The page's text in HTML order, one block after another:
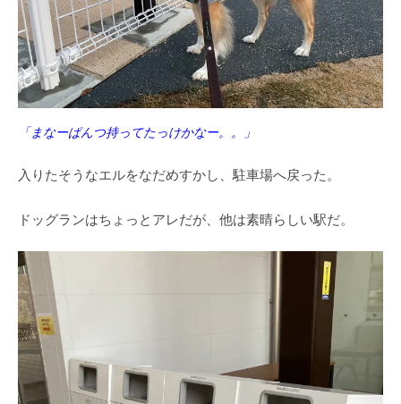
「まなーぱんつ持ってたっけかなー。。」
入りたそうなエルをなだめすかし、駐車場へ戻った。
ドッグランはちょっとアレだが、他は素晴らしい駅だ。